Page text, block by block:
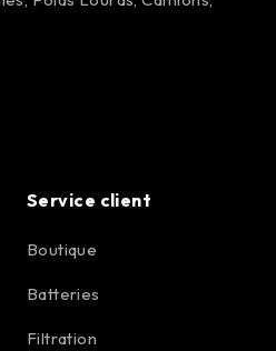
Service client
Boutique
Batteries
Filtration